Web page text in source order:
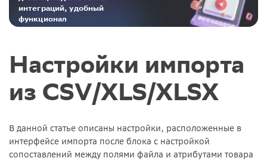
интеграций, удобный
функционал
Настройки импорта
из CSV/XLS/XLSX
В данной статье описаны настройки, расположенные в
интерфейсе импорта после блока с настройкой
сопоставлений между полями файла и атрибутами товара